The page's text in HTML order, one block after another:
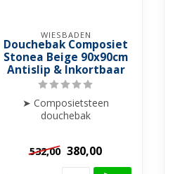
WIESBADEN
Douchebak Composiet
Stonea Beige 90x90cm
Antislip & Inkortbaar
➤ Composietsteen
douchebak
➤ Inkortba...
532,00 380,00